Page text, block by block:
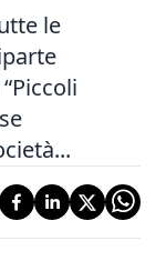
le